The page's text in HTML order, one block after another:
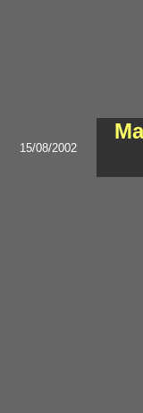
15/08/2002